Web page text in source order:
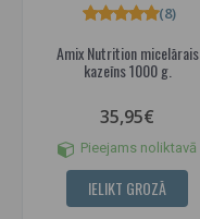
Amix Nutrition micelārais
kazeīns 1000 g.
(8)
35,95€
Pieejams noliktavā
IELIKT GROZĀ